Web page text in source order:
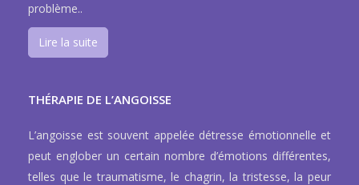
problème..
Lire la suite
THÉRAPIE DE L’ANGOISSE
L’angoisse est souvent appelée détresse émotionnelle et
peut englober un certain nombre d’émotions différentes,
telles que le traumatisme, le chagrin, la tristesse, la peur